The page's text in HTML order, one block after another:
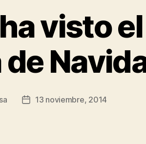
visto
Fecha13 noviembre, 2014